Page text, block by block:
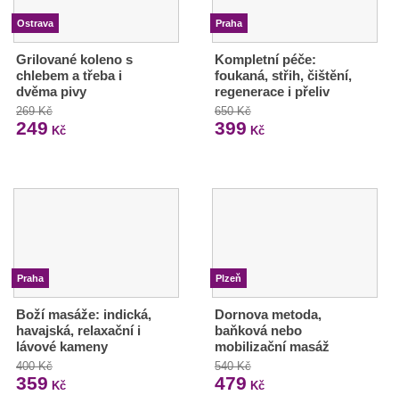
Ostrava
Grilované koleno s
chlebem a třeba i
dvěma pivy
269 Kč
249 Kč
Praha
Kompletní péče:
foukaná, střih, čištění,
regenerace i přeliv
650 Kč
399 Kč
Praha
Boží masáže: indická,
havajská, relaxační i
lávové kameny
400 Kč
359 Kč
Plzeň
Dornova metoda,
baňková nebo
mobilizační masáž
540 Kč
479 Kč